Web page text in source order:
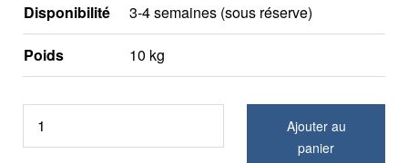
Disponibilité 3-4 semaines (sous réserve)
Poids 10 kg
Ajouter au
panier